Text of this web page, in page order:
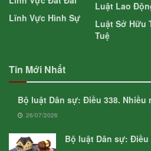
Lĩnh Vực Hình Sự
Luật Lao
Luật Sở Hữu
Tuệ
Tin Mới Nhất
Bộ luật Dân sự: Điều 338.
26/07/2026
Bộ luật Dân sự: Điều